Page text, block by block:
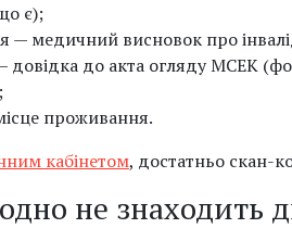
є);
— медичний висновок про
довідка до акта огляду МСЕК
проживання.
кабінетом, достатньо скан-
не знаходить